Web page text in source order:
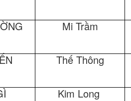
Mi Trầm
Thế Thông
Kim Long